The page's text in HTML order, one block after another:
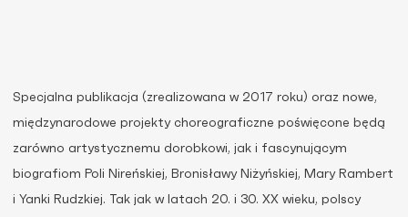
Specjalna publikacja (zrealizowana w 2017 roku) oraz nowe,
międzynarodowe projekty choreograficzne poświęcone będą
zarówno artystycznemu dorobkowi, jak i fascynującym
biografiom Poli Nireńskiej, Bronisławy Niżyńskiej, Mary Rambert
i Yanki Rudzkiej. Tak jak w latach 20. i 30. XX wieku, polscy